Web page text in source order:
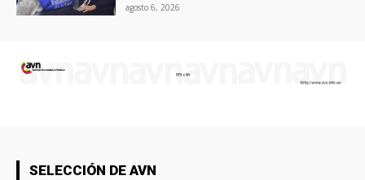
agosto 6, 2026
SELECCIÓN DE AVN